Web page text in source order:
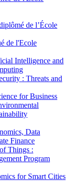
de l’École
de l'Ecole
Intelligence and
: Threats and
for Business
Data
Finance
Things :
Program
for Smart Cities